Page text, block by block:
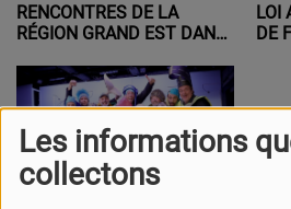
Les informations
collectons
RENCONTRES DE LA
RÉGION GRAND EST DANS
LOI
DE